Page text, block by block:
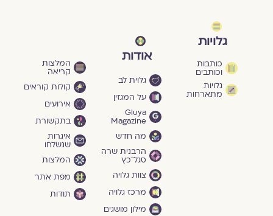
גלויות
כותבות
וכותבים
גלויות
מתארחות
אודות
גלוית לב
על המגזין
Gluya
Magazine
מה חדש
הרבנית שרה
סגל־כץ
צוות גלויה
מרכז גלויה
מילון מושגים
המלצות
קריאה
קולות קוראים
אירועים
בתקשורת
איגרות
שנשלחו
המלצות
מפת אתר
תודות